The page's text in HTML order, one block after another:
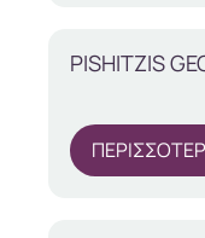
PISHITZIS